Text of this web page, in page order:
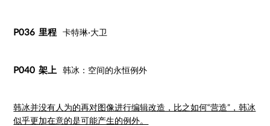
P036 里程 卡特琳·大卫
P040 架上 韩冰：空间的永恒例外
韩冰并没有人为的再对图像进行编辑改造，比之如何“营造”，韩冰
似乎更加在意的是可能产生的例外。